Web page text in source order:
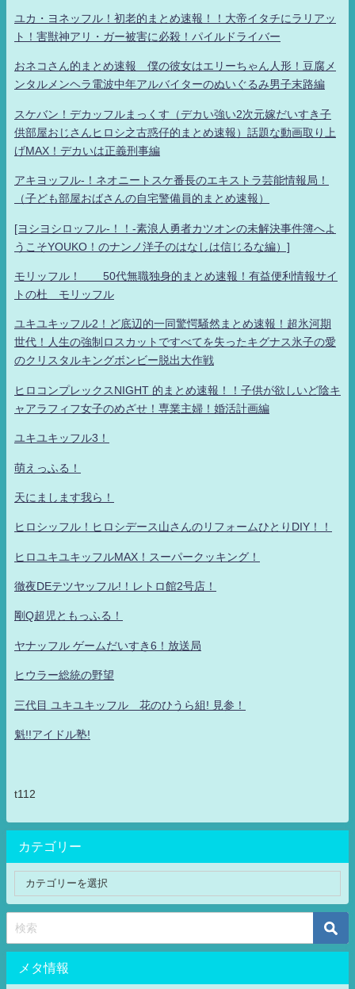
ユカ・ヨネッフル！初老的まとめ速報！！大帝イタチにラリアッ
ト！害獣神アリ・ガー被害に必殺！パイルドライバー
おネコさん的まとめ速報 僕の彼女はエリーちゃん人形！豆腐メ
ンタルメンヘラ電波中年アルバイターのぬいぐるみ男子末路編
スケバン！デカッフルまっくす（デカい強い2次元嫁だいすき子
供部屋おじさんヒロシ之古惑仔的まとめ速報）話題な動画取り上
げMAX！デカいは正義刑事編
アキヨッフル-！ネオニートスケ番長のエキストラ芸能情報局！
（子ども部屋おばさんの自宅警備員的まとめ速報）
[ヨシヨシロッフル-！！-素浪人勇者カツオンの未解決事件簿へよ
うこそYOUKO！のナンノ洋子のはなしは信じるな編）]
モリッフル！ 50代無職独身的まとめ速報！有益便利情報サイ
トの杜 モリッフル
ユキユキッフル2！ど底辺的一同驚愕騒然まとめ速報！超氷河期
世代！人生の強制ロスカットですべてを失ったキグナス氷子の愛
のクリスタルキングボンビー脱出大作戦
ヒロコンプレックスNIGHT 的まとめ速報！！子供が欲しいど陰キ
ャアラフィフ女子のめざせ！専業主婦！婚活計画編
ユキユキッフル3！
萌えっふる！
天にまします我ら！
ヒロシッフル！ヒロシデース山さんのリフォームひとりDIY！！
ヒロユキユキッフルMAX！スーパークッキング！
徹夜DEテツヤッフル!！レトロ館2号店！
剛Q超児ともっふる！
ヤナッフル ゲームだいすき6！放送局
ヒウラー総統の野望
三代目 ユキユキッフル 花のひうら組! 見参！
魁!!アイドル塾!
t112
カテゴリー
メタ情報